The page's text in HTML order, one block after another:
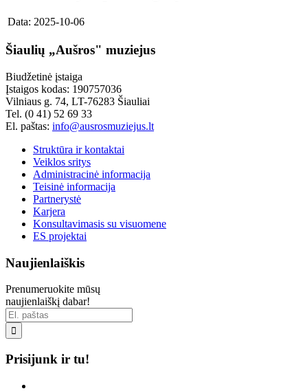
Data: 2025-10-06
Šiaulių „Aušros" muziejus
Biudžetinė įstaiga
Įstaigos kodas: 190757036
Vilniaus g. 74, LT-76283 Šiauliai
Tel. (0 41) 52 69 33
El. paštas: info@ausrosmuziejus.lt
Struktūra ir kontaktai
Veiklos sritys
Administracinė informacija
Teisinė informacija
Partnerystė
Karjera
Konsultavimasis su visuomene
ES projektai
Naujienlaiškis
Prenumeruokite mūsų
naujienlaiškį dabar!

Prisijunk ir tu!